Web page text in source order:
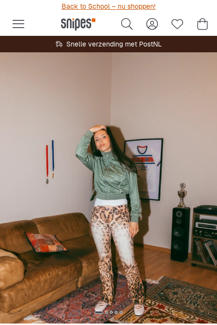
Back to School – nu shoppen!
Snelle verzending met PostNL